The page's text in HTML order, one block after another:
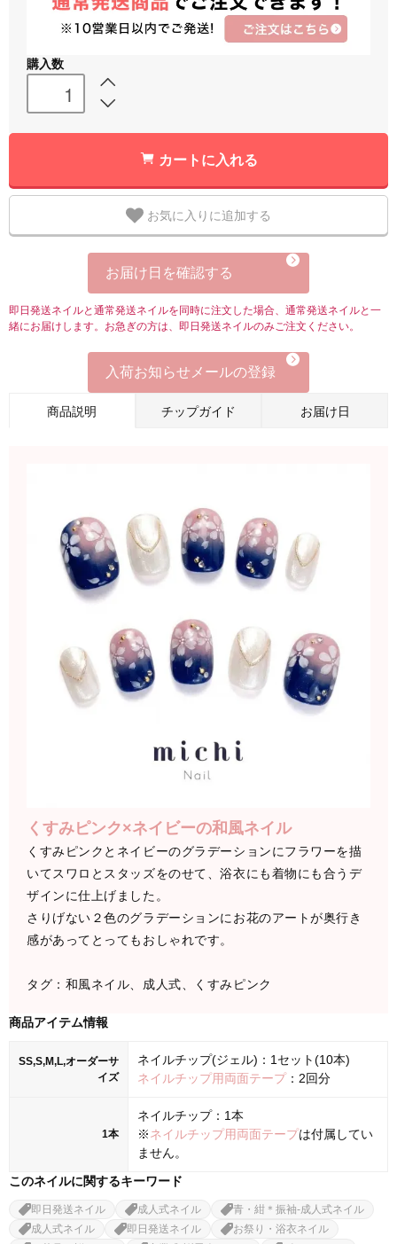
購入数
カートに入れる
お気に入りに追加する
お届け日を確認する
即日発送ネイルと通常発送ネイルを同時に注文した場合、通常発送ネイルと一
緒にお届けします。お急ぎの方は、即日発送ネイルのみご注文ください。
入荷お知らせメールの登録
商品説明 チップガイド お届け日
くすみピンク×ネイビーの和風ネイル
くすみピンクとネイビーのグラデーションにフラワーを描
いてスワロとスタッズをのせて、浴衣にも着物にも合うデ
ザインに仕上げました。
さりげない２色のグラデーションにお花のアートが奥行き
感があってとってもおしゃれです。
タグ：和風ネイル、成人式、くすみピンク
商品アイテム情報
SS,S,M,L,オーダーサ
イズ
ネイルチップ(ジェル)：1セット(10本)
ネイルチップ用両面テープ：2回分
1本
ネイルチップ：1本
※ネイルチップ用両面テープは付属してい
ません。
このネイルに関するキーワード
即日発送ネイル 成人式ネイル
青・紺＊振袖-成人式ネイル
成人式ネイル
即日発送ネイル
お祭り・浴衣ネイル